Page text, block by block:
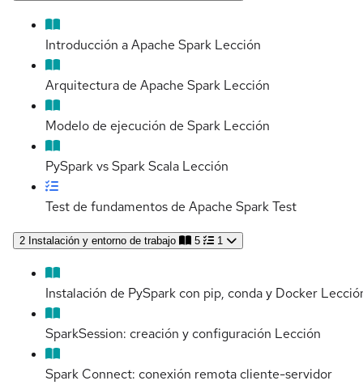
Introducción a Apache Spark Lección
Arquitectura de Apache Spark Lección
Modelo de ejecución de Spark Lección
PySpark vs Spark Scala Lección
Test de fundamentos de Apache SparkTest
2 Instalación y entorno de trabajo 5 1
Instalación de PySpark con pip, conda y Docker
SparkSession: creación y configuración Lección
Spark Connect: conexión remota cliente-servidor